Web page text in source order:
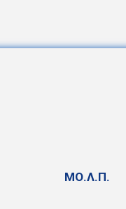
ΜΟ.Λ.Π.